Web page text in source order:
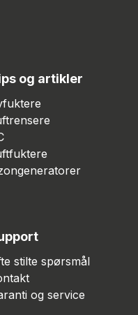
og artikler
stilte spørsmål
og service